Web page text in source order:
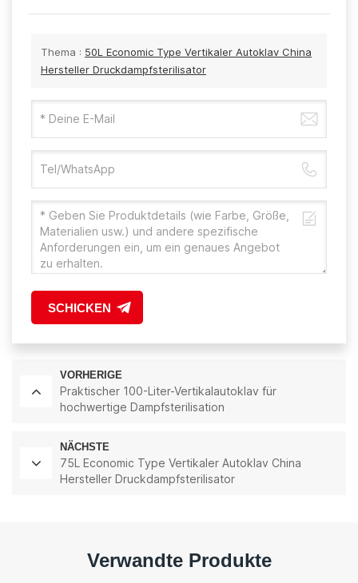
Thema : 50L Economic Type Vertikaler Autoklav China
Hersteller Druckdampfsterilisator
SCHICKEN
VORHERIGE
Praktischer 100-Liter-Vertikalautoklav für
hochwertige Dampfsterilisation
NÄCHSTE
75L Economic Type Vertikaler Autoklav China
Hersteller Druckdampfsterilisator
Verwandte Produkte